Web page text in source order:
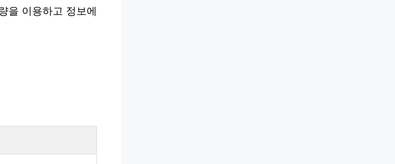
을 이용하고 정보에